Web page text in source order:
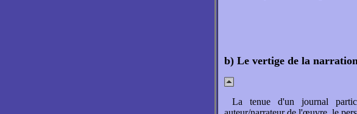
b) Le vertige de la narration
La tenue d'un journal